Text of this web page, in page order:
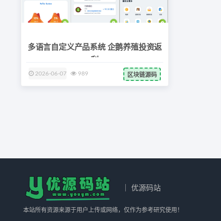
多语言自定义产品系统 企鹅养殖投资返
2026-06-07 989 区块链源码
｜ 优源码站
本站所有资源来源于用户上传或网络，仅作为参考研究使用！